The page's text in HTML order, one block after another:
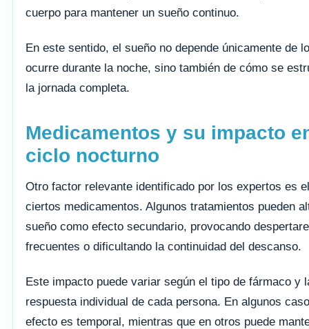
cuerpo para mantener un sueño continuo.
En este sentido, el sueño no depende únicamente de
ocurre durante la noche, sino también de cómo se
la jornada completa.
Medicamentos y su impacto
ciclo nocturno
Otro factor relevante identificado por los expertos es
ciertos medicamentos. Algunos tratamientos pueden
sueño como efecto secundario, provocando
frecuentes o dificultando la continuidad del descanso.
Este impacto puede variar según el tipo de fármaco y
respuesta individual de cada persona. En algunos
efecto es temporal, mientras que en otros puede